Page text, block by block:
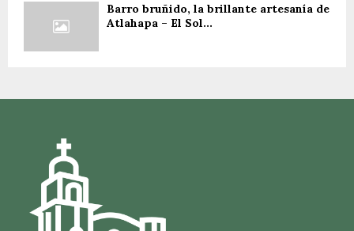
Barro bruñido, la brillante artesanía de
Atlahapa – El Sol...